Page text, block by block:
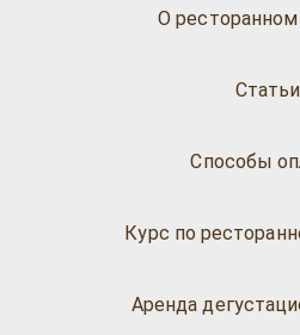
О ресторанном
Статьи
Способы
Курс по
Аренда